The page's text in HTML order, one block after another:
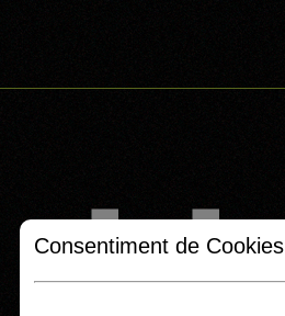
Consentiment de Cookies